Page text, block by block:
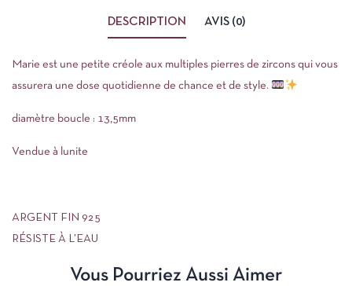
DESCRIPTION AVIS (0)
Marie est une petite créole aux multiples pierres de zircons qui vous
assurera une dose quotidienne de chance et de style.
diamètre boucle : 13,5mm
Vendue à lunite
ARGENT FIN 925
RÉSISTE À L’EAU
Vous Pourriez Aussi Aimer